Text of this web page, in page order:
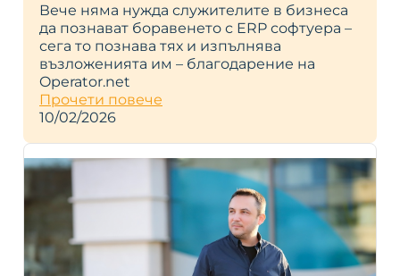
Вече няма нужда служителите в бизнеса
да познават боравенето с ERP софтуера –
сега то познава тях и изпълнява
възложенията им – благодарение на
Operator.net
Прочети повече
10/02/2026